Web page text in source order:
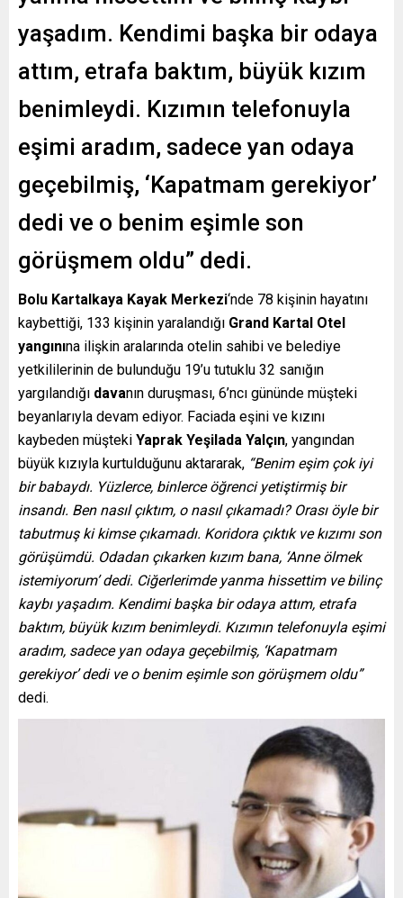
yaşadım. Kendimi başka bir odaya
attım, etrafa baktım, büyük kızım
benimleydi. Kızımın telefonuyla
eşimi aradım, sadece yan odaya
geçebilmiş, ‘Kapatmam gerekiyor’
dedi ve o benim eşimle son
görüşmem oldu” dedi.
Bolu Kartalkaya Kayak Merkezi‘nde 78 kişinin hayatını
kaybettiği, 133 kişinin yaralandığı Grand Kartal Otel
yangınına ilişkin aralarında otelin sahibi ve belediye
yetkililerinin de bulunduğu 19’u tutuklu 32 sanığın
yargılandığı davanın duruşması, 6’ncı gününde müşteki
beyanlarıyla devam ediyor. Faciada eşini ve kızını
kaybeden müşteki Yaprak Yeşilada Yalçın, yangından
büyük kızıyla kurtulduğunu aktararak, “Benim eşim çok iyi
bir babaydı. Yüzlerce, binlerce öğrenci yetiştirmiş bir
insandı. Ben nasıl çıktım, o nasıl çıkamadı? Orası öyle bir
tabutmuş ki kimse çıkamadı. Koridora çıktık ve kızımı son
görüşümdü. Odadan çıkarken kızım bana, ‘Anne ölmek
istemiyorum’ dedi. Ciğerlerimde yanma hissettim ve bilinç
kaybı yaşadım. Kendimi başka bir odaya attım, etrafa
baktım, büyük kızım benimleydi. Kızımın telefonuyla eşimi
aradım, sadece yan odaya geçebilmiş, ‘Kapatmam
gerekiyor’ dedi ve o benim eşimle son görüşmem oldu”
dedi.